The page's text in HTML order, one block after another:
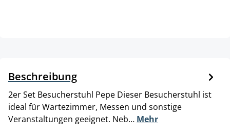
Beschreibung
2er Set Besucherstuhl Pepe Dieser Besucherstuhl ist
ideal für Wartezimmer, Messen und sonstige
Veranstaltungen geeignet. Neb… Mehr